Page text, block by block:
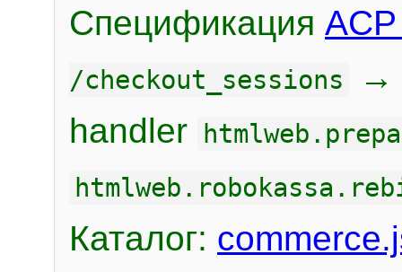
Спецификация
/checkout_sessions
handler
Каталог: